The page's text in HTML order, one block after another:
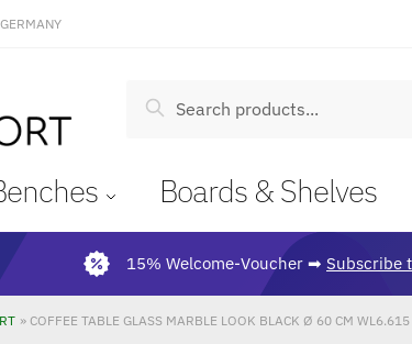
Search
Boards & Shelves
15% Welcome-Voucher ➡ Subscribe
» COFFEE TABLE GLASS MARBLE LOOK BLACK Ø 60 CM WL6.615